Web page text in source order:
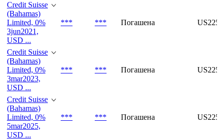
Credit Suisse
(Bahamas)
Limited, 0%
3jun2021,
USD ...
*** *** Погашена
Credit Suisse
(Bahamas)
Limited, 0%
3mar2023,
USD ...
*** *** Погашена
Credit Suisse
(Bahamas)
Limited, 0%
5mar2025,
USD ...
*** *** Погашена